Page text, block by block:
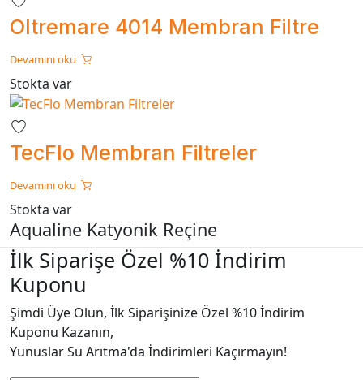
Oltremare 4014 Membran Filtre
Devamını oku
Stokta var
TecFlo Membran Filtreler
Devamını oku
Stokta var
Aqualine Katyonik Reçine
İlk Siparişe Özel %10 İndirim
Kuponu
Şimdi Üye Olun, İlk Siparişinize Özel %10 İndirim
Kuponu Kazanın,
Yunuslar Su Arıtma'da İndirimleri Kaçırmayın!